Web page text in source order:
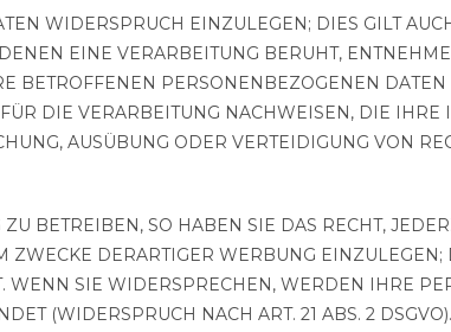
WIDERSPRUCH EINZULEGEN; DIES GILT
EINE VERARBEITUNG BERUHT,
BETROFFENEN PERSONENBEZOGENEN
DIE VERARBEITUNG NACHWEISEN, DIE IHRE
AUSÜBUNG ODER VERTEIDIGUNG VON
BETREIBEN, SO HABEN SIE DAS RECHT,
DERARTIGER WERBUNG EINZULEGEN;
SIE WIDERSPRECHEN, WERDEN IHRE
(WIDERSPRUCH NACH ART. 21 ABS. 2 DSGVO).